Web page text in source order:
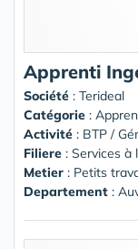
Apprenti
Société : Terideal
Catégorie :
Activité : BTP /
Filiere : Services à
Metier : Petits
Departement :